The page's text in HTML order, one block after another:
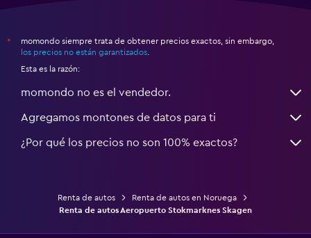
*
momondo siempre trata de obtener precios exactos, sin embargo,
los precios no están garantizados.
Esta es la razón:
momondo no es el vendedor.
Agregamos montones de datos para ti
¿Por qué los precios no son 100% exactos?
Renta de autos
Renta de autos en Noruega
Renta de autos Aeropuerto Stokmarknes Skagen